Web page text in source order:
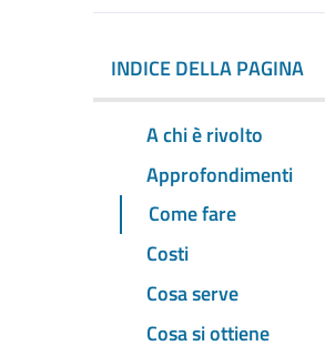
INDICE DELLA PAGINA
A chi è rivolto
Approfondimenti
Come fare
Costi
Cosa serve
Cosa si ottiene